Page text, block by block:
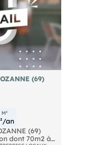
(69)
an
(69)
dont 70m2 à